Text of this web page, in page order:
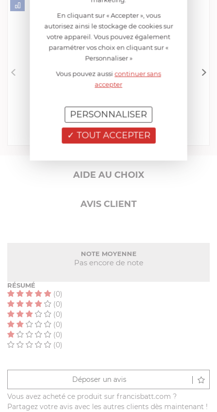
CRISTEL
11,00 €
Comparer
Acheter
AIDE AU CHOIX
AVIS CLIENT
NOTE MOYENNE
Pas encore de note
RÉSUMÉ
(0)
(0)
(0)
(0)
(0)
(0)
Déposer un avis
Vous avez acheté ce produit sur francisbatt.com ?
Partagez votre avis avec les autres clients dès maintenant !
En cliquant sur « Accepter », vous
autorisez ainsi le stockage de cookies sur
votre appareil. Vous pouvez également
paramétrer vos choix en cliquant sur «
Personnaliser »
Vous pouvez aussicontinuer sans
accepter
TOUT ACCEPTER
PERSONNALISER